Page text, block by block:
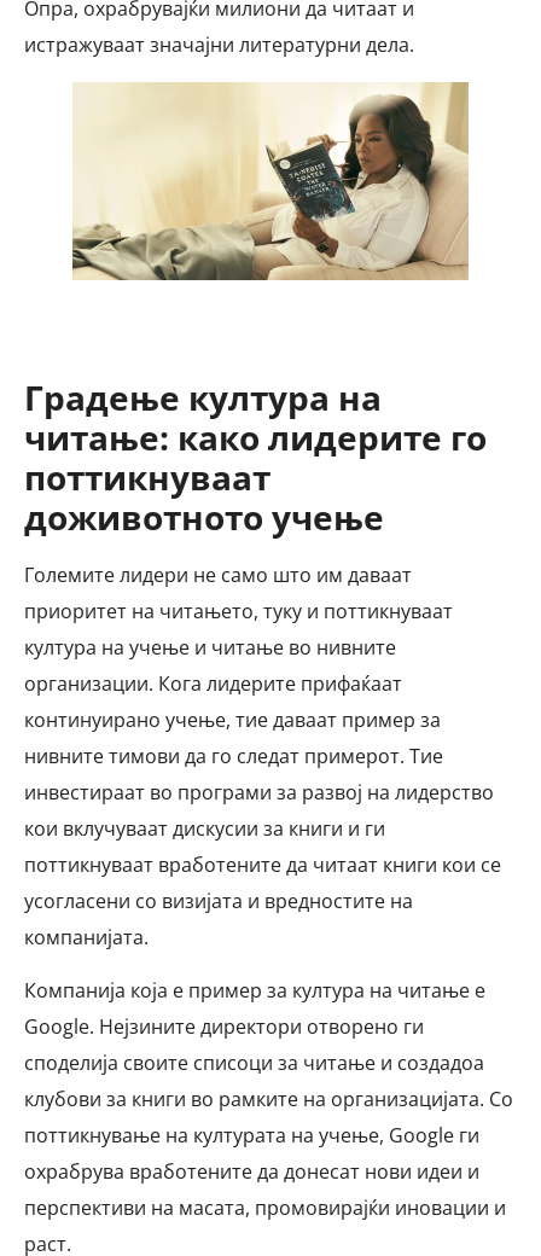
Опра, охрабрувајќи милиони да читаат и
истражуваат значајни литературни дела.
Градење култура на
читање: како лидерите го
поттикнуваат
доживотното учење
Големите лидери не само што им даваат
приоритет на читањето, туку и поттикнуваат
култура на учење и читање во нивните
организации. Кога лидерите прифаќаат
континуирано учење, тие даваат пример за
нивните тимови да го следат примерот. Тие
инвестираат во програми за развој на лидерство
кои вклучуваат дискусии за книги и ги
поттикнуваат вработените да читаат книги кои се
усогласени со визијата и вредностите на
компанијата.
Компанија која е пример за култура на читање е
Google. Нејзините директори отворено ги
споделија своите списоци за читање и создадоа
клубови за книги во рамките на организацијата. Со
поттикнување на културата на учење, Google ги
охрабрува вработените да донесат нови идеи и
перспективи на масата, промовирајќи иновации и
раст.